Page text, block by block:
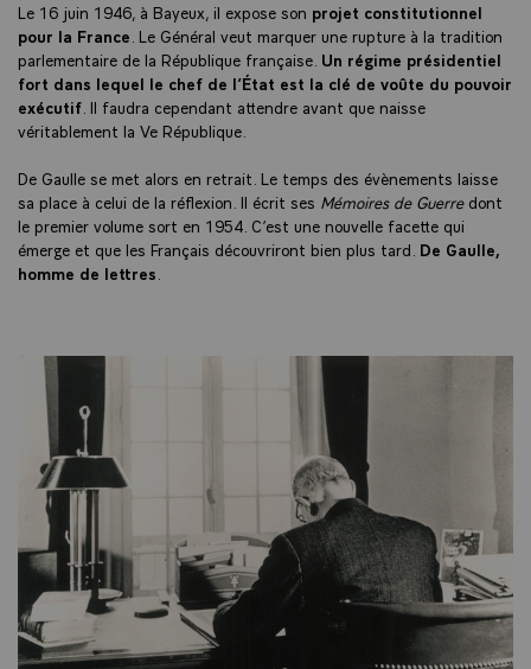
Le 16 juin 1946, à Bayeux, il expose son projet constitutionnel
pour la France . Le Général veut marquer une rupture à la tradition
parlementaire de la République française. Un régime présidentiel
fort dans lequel le chef de l’État est la clé de voûte du pouvoir
exécutif . Il faudra cependant attendre avant que naisse
véritablement la Ve République.
De Gaulle se met alors en retrait. Le temps des évènements laisse
sa place à celui de la réflexion. Il écrit ses Mémoires de Guerredont
le premier volume sort en 1954. C’est une nouvelle facette qui
émerge et que les Français découvriront bien plus tard. De Gaulle,
homme de lettres